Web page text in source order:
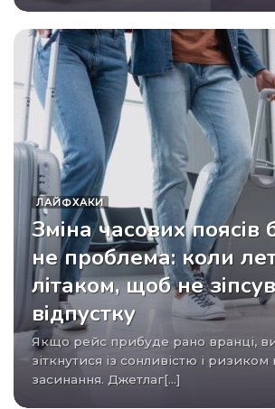
ЛАЙФХАКИ
Зміна часових поясів
не проблема: коли
літаком, щоб не
відпустку
Якщо рейс прибуде рано вранці, ви можете
зіткнутися із сонливістю і
засинання. Джетлаг[...]